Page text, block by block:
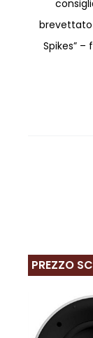
brevettato
Spikes”
PREZZO